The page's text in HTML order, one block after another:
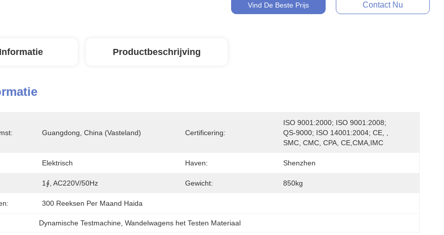
Vind De Beste Prijs Contact Nu
Productbeschrijving
Guangdong, China (vasteland) Certificering:
ISO 9001:2000; ISO 9001:2008;
QS-9000; ISO 14001:2004; CE, ,
SMC, CMC, CPA, CE,CMA,IMC
Elektrisch Haven: Shenzhen
1∮, AC220V/50Hz Gewicht: 850kg
300 Reeksen Per Maand Haida
Dynamische Testmachine , Wandelwagens het Testen Materiaal